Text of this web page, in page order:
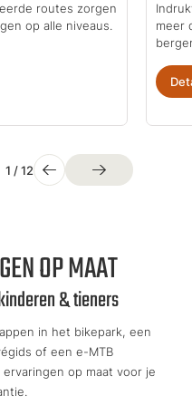
routes zorgen
op alle niveaus.
meer
1 /12
OP MAAT
& tieners
in het bikepark, een
of een e-MTB
op maat voor je